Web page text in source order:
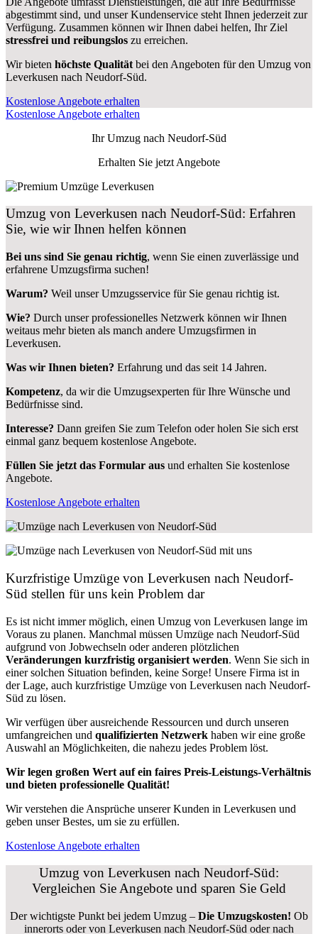
abgestimmt sind, und unser Kundenservice steht Ihnen jederzeit zur
Verfügung. Zusammen können wir Ihnen dabei helfen, Ihr Ziel
stressfrei und reibungslos zu erreichen.
Wir bieten höchste Qualität bei den Angeboten für den Umzug von
Leverkusen nach Neudorf-Süd.
Kostenlose Angebote erhalten
Kostenlose Angebote erhalten
Ihr Umzug nach Neudorf-Süd
Erhalten Sie jetzt Angebote
Umzug von Leverkusen nach Neudorf-Süd: Erfahren
Sie, wie wir Ihnen helfen können
Bei uns sind Sie genau richtig, wenn Sie einen zuverlässige und
erfahrene Umzugsfirma suchen!
Warum? Weil unser Umzugsservice für Sie genau richtig ist.
Wie? Durch unser professionelles Netzwerk können wir Ihnen
weitaus mehr bieten als manch andere Umzugsfirmen in
Leverkusen.
Was wir Ihnen bieten? Erfahrung und das seit 14 Jahren.
Kompetenz, da wir die Umzugsexperten für Ihre Wünsche und
Bedürfnisse sind.
Interesse? Dann greifen Sie zum Telefon oder holen Sie sich erst
einmal ganz bequem kostenlose Angebote.
Füllen Sie jetzt das Formular aus und erhalten Sie kostenlose
Angebote.
Kostenlose Angebote erhalten
Kurzfristige Umzüge von Leverkusen nach Neudorf-
Süd stellen für uns kein Problem dar
Es ist nicht immer möglich, einen Umzug von Leverkusen lange im
Voraus zu planen. Manchmal müssen Umzüge nach Neudorf-Süd
aufgrund von Jobwechseln oder anderen plötzlichen
Veränderungen kurzfristig organisiert werden. Wenn Sie sich in
einer solchen Situation befinden, keine Sorge! Unsere Firma ist in
der Lage, auch kurzfristige Umzüge von Leverkusen nach Neudorf-
Süd zu lösen.
Wir verfügen über ausreichende Ressourcen und durch unseren
umfangreichen und qualifizierten Netzwerk haben wir eine große
Auswahl an Möglichkeiten, die nahezu jedes Problem löst.
Wir legen großen Wert auf ein faires Preis-Leistungs-Verhältnis
und bieten professionelle Qualität!
Wir verstehen die Ansprüche unserer Kunden in Leverkusen und
geben unser Bestes, um sie zu erfüllen.
Kostenlose Angebote erhalten
Umzug von Leverkusen nach Neudorf-Süd:
Vergleichen Sie Angebote und sparen Sie Geld
Der wichtigste Punkt bei jedem Umzug – Die Umzugskosten! Ob
innerorts oder von Leverkusen nach Neudorf-Süd oder nach